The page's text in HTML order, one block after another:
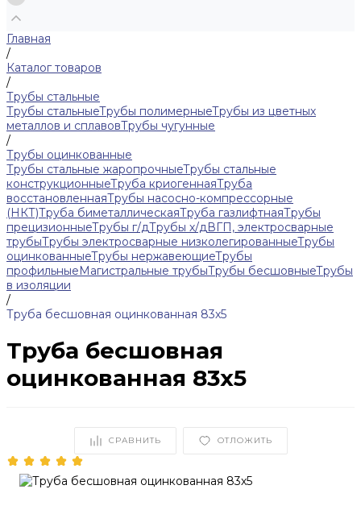
Главная
/
Каталог товаров
/
Трубы стальные
Трубы стальныеТрубы полимерныеТрубы из цветных
металлов и сплавовТрубы чугунные
/
Трубы оцинкованные
Трубы стальные жаропрочныеТрубы стальные
конструкционныеТруба криогеннаяТруба
восстановленнаяТрубы насосно-компрессорные
(НКТ)Труба биметаллическаяТруба газлифтнаяТрубы
прецизионныеТрубы г/дТрубы х/дВГП, электросварные
трубыТрубы электросварные низколегированныеТрубы
оцинкованныеТрубы нержавеющиеТрубы
профильныеМагистральные трубыТрубы бесшовныеТрубы
в изоляции
/
Труба бесшовная оцинкованная 83х5
Труба бесшовная
оцинкованная 83х5
СРАВНИТЬ ОТЛОЖИТЬ